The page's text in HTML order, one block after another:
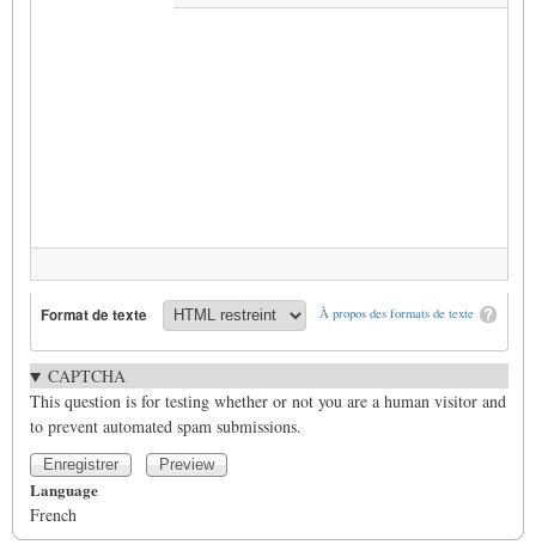
À propos des formats de texte
Format de texte
CAPTCHA
This question is for testing whether or not you are a human visitor and
to prevent automated spam submissions.
Language
French